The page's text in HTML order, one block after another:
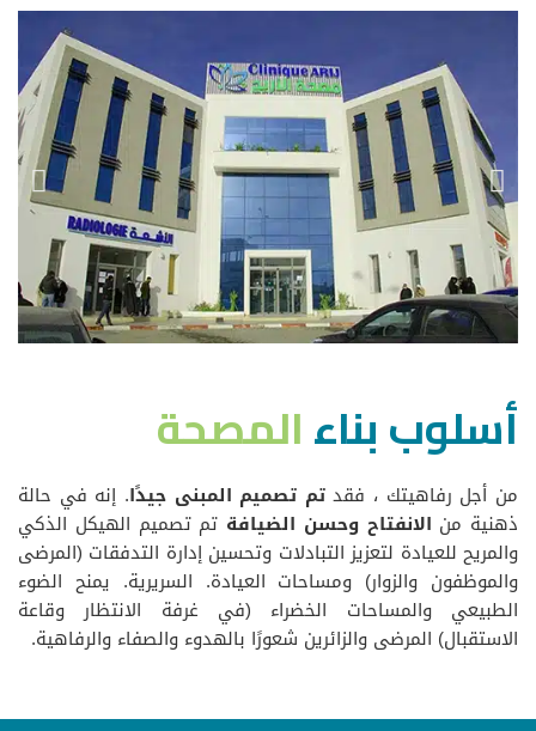
أسلوب بناءالمصحة
من أجل رفاهيتك ، فقدتم تصميم المبنى جيدًا. إنه في حالة
ذهنية من الانفتاح وحسن الضيافة تم تصميم الهيكل الذكي
والمريح للعيادة لتعزيز التبادلات وتحسين إدارة التدفقات (المرضى
والموظفون والزوار) ومساحات العيادة. السريرية. يمنح الضوء
الطبيعي والمساحات الخضراء (في غرفة الانتظار وقاعة
الاستقبال) المرضى والزائرين شعورًا بالهدوء والصفاء والرفاهية.